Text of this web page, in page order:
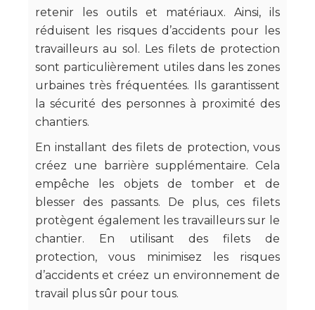
retenir les outils et matériaux. Ainsi, ils
réduisent les risques d’accidents pour les
travailleurs au sol. Les filets de protection
sont particulièrement utiles dans les zones
urbaines très fréquentées. Ils garantissent
la sécurité des personnes à proximité des
chantiers.
En installant des filets de protection, vous
créez une barrière supplémentaire. Cela
empêche les objets de tomber et de
blesser des passants. De plus, ces filets
protègent également les travailleurs sur le
chantier. En utilisant des filets de
protection, vous minimisez les risques
d’accidents et créez un environnement de
travail plus sûr pour tous.